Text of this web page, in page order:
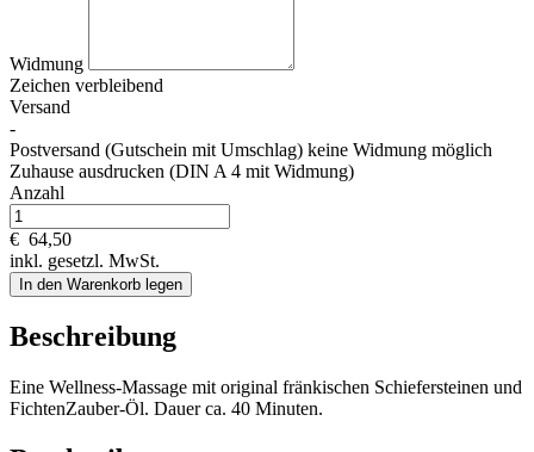
Widmung
Zeichen verbleibend
Versand
-
Postversand (Gutschein mit Umschlag) keine Widmung möglich
Zuhause ausdrucken (DIN A 4 mit Widmung)
Anzahl
€ 64,50
inkl. gesetzl. MwSt.
In den Warenkorb legen
Beschreibung
Eine Wellness-Massage mit original fränkischen Schiefersteinen und
FichtenZauber-Öl. Dauer ca. 40 Minuten.